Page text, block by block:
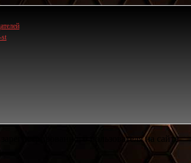
st
пользователя на сайте